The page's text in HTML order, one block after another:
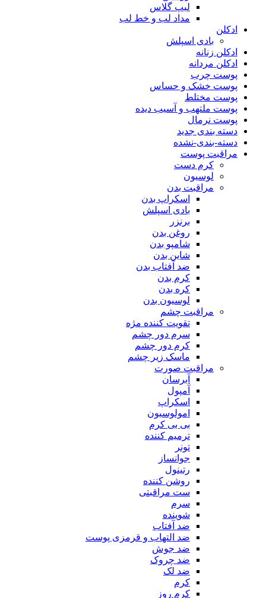
لیپ گلاس
مداد لب و خط لب
ادکلن
بادی اسپلش
ادکلن زنانه
ادکلن مردانه
پوست چرب
پوست خشک و حساس
پوست مختلط
پوست ملتهب و آسیب دیده
پوست نرمال
دسته بندی جدید
دسته-بندی-نشده
مراقبت پوست
کرم دست
لوسیون
مراقبت بدن
اسکراپ بدن
بادی اسپلش
برنزر
روغن بدن
شامپو بدن
شاین بدن
ضد آفتاب بدن
کرم بدن
کره بدن
لوسیون بدن
مراقبت چشم
تقویت کننده مژه
سرم دور چشم
کرم دور چشم
ماسک زیر چشم
مراقبت صورت
آبرسان
آمپول
اسکراپ
امولوسیون
بی بی کرم
ترمیم کننده
تونر
جوانساز
رتینول
روشن کننده
ست مراقبتی
سرم
شوینده
ضد آفتاب
ضد التهاب و قرمزی پوست
‌ضد جوش
ضد چروک
ضد لک
کرم
کرم روز